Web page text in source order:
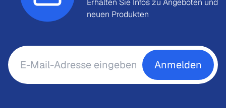
Erhalten Sie Infos zu Angeboten und
neuen Produkten
Anmelden